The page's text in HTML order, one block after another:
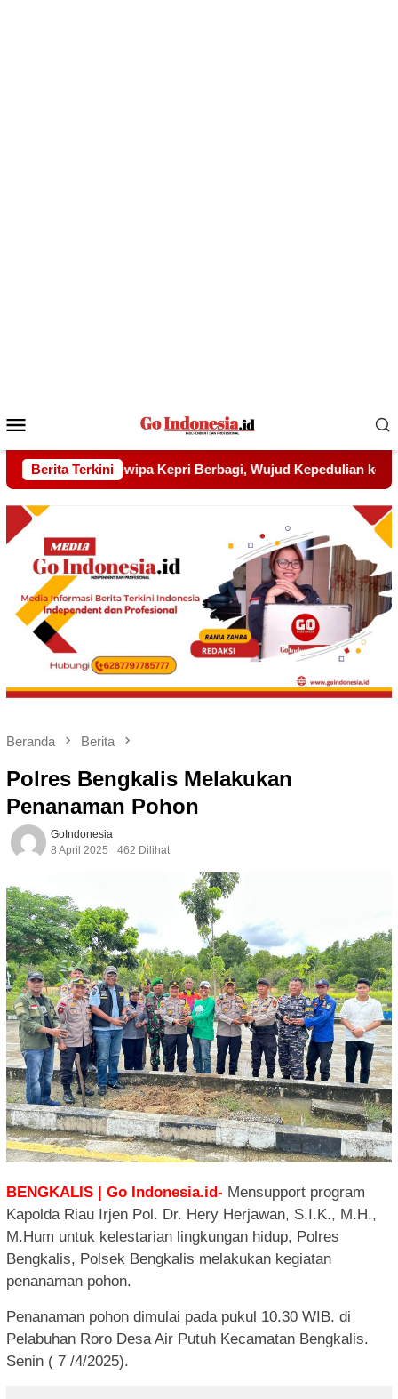
Mobile
Berita Terkini
Kepedulian kepada Pondok Tahfidz Yatim dan Dhuafa Al-
Beranda Berita
Polres Bengkalis Melakukan
Penanaman Pohon
GoIndonesia
8 April 2025
462 Dilihat
BENGKALIS | Go Indonesia.id- Mensupport program
Kapolda Riau Irjen Pol. Dr. Hery Herjawan, S.I.K., M.H.,
M.Hum untuk kelestarian lingkungan hidup, Polres
Bengkalis, Polsek Bengkalis melakukan kegiatan
penanaman pohon.
Penanaman pohon dimulai pada pukul 10.30 WIB. di
Pelabuhan Roro Desa Air Putuh Kecamatan Bengkalis.
Senin ( 7 /4/2025).